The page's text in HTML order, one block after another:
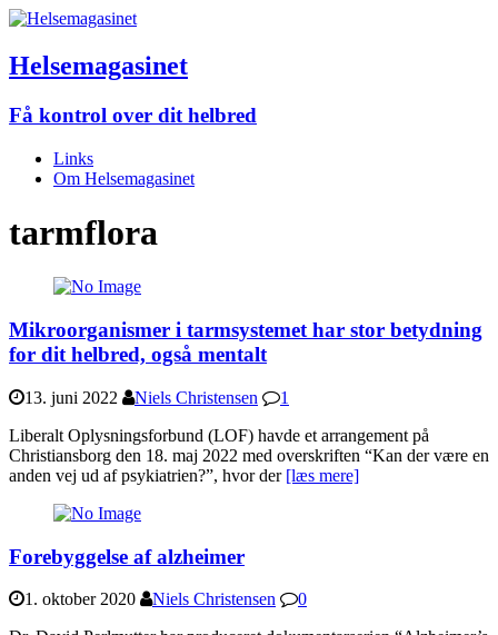
Helsemagasinet
Få kontrol over dit helbred
Links
Om Helsemagasinet
tarmflora
Mikroorganismer i tarmsystemet har stor betydning
for dit helbred, også mentalt
13. juni 2022 Niels Christensen
1
Liberalt Oplysningsforbund (LOF) havde et arrangement på
Christiansborg den 18. maj 2022 med overskriften “Kan der være en
anden vej ud af psykiatrien?”, hvor der [læs mere]
Forebyggelse af alzheimer
1. oktober 2020 Niels Christensen
0